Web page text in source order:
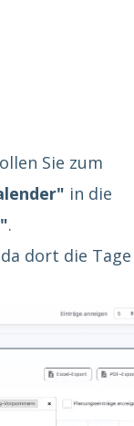
Sie zum
in die
.
dort die